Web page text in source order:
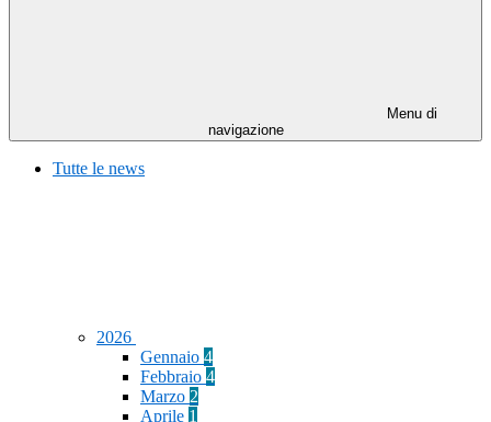
Menu di
navigazione
Tutte le news
2026
Gennaio 4
Febbraio 4
Marzo 2
Aprile 1